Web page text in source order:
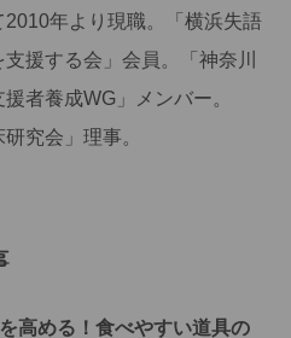
年より現職。「横浜失語
援する会」会員。「神奈川
者養成WG」メンバー。
究会」理事。
高める！食べやすい道具の